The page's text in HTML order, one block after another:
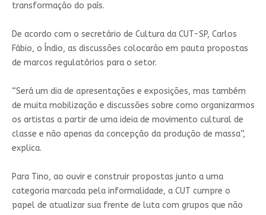
transformação do país.
De acordo com o secretário de Cultura da CUT-SP, Carlos
Fábio, o Índio, as discussões colocarão em pauta propostas
de marcos regulatórios para o setor.
“Será um dia de apresentações e exposições, mas também
de muita mobilização e discussões sobre como organizarmos
os artistas a partir de uma ideia de movimento cultural de
classe e não apenas da concepção da produção de massa”,
explica.
Para Tino, ao ouvir e construir propostas junto a uma
categoria marcada pela informalidade, a CUT cumpre o
papel de atualizar sua frente de luta com grupos que não